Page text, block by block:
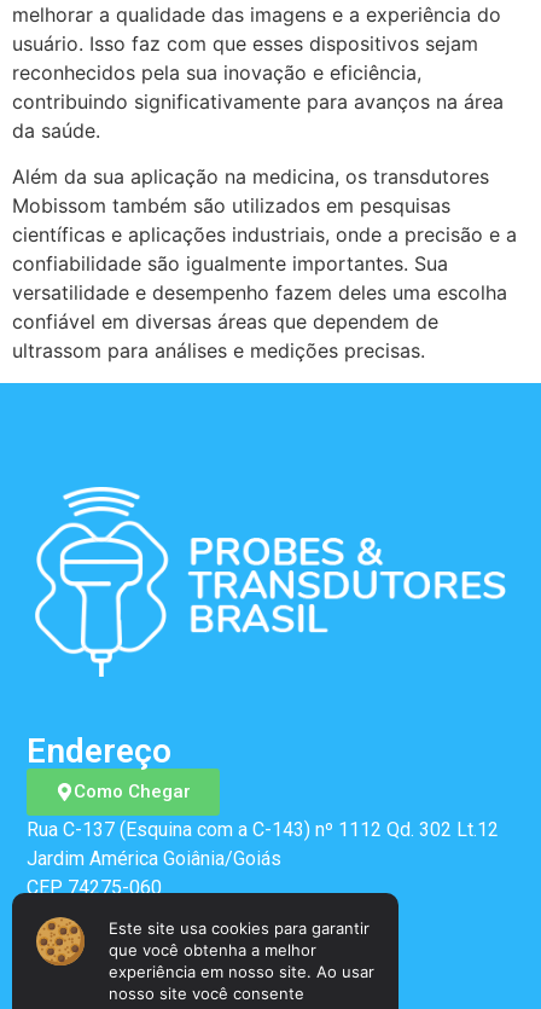
Este site usa cookies para garantir
que você obtenha a melhor
experiência em nosso site. Ao usar
nosso site você consente
melhorar a qualidade das imagens e a experiência do
usuário. Isso faz com que esses dispositivos sejam
reconhecidos pela sua inovação e eficiência,
contribuindo significativamente para avanços na área
da saúde.
Além da sua aplicação na medicina, os transdutores
Mobissom também são utilizados em pesquisas
científicas e aplicações industriais, onde a precisão e a
confiabilidade são igualmente importantes. Sua
versatilidade e desempenho fazem deles uma escolha
confiável em diversas áreas que dependem de
ultrassom para análises e medições precisas.
Como Chegar
Rua C-137 (Esquina com a C-143) nº 1112 Qd. 302 Lt.12
Jardim América Goiânia/Goiás
CEP 74275-060
Endereço
(62) 3911-7400
Telefone